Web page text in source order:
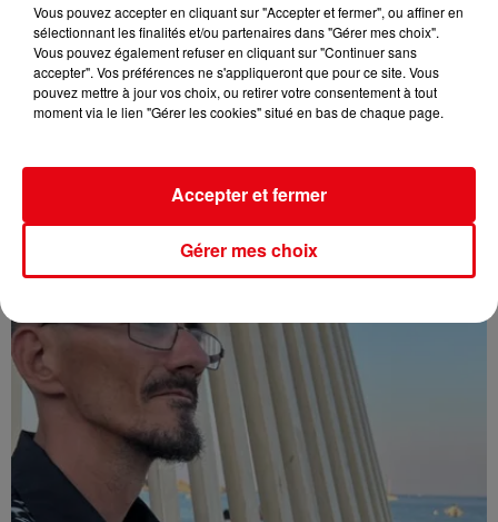
Affaire Jean Imbert : placé sous le statut de témoin assisté
Vous pouvez accepter en cliquant sur "Accepter et fermer", ou affiner en
sélectionnant les finalités et/ou partenaires dans "Gérer mes choix".
Vous pouvez également refuser en cliquant sur "Continuer sans
accepter". Vos préférences ne s'appliqueront que pour ce site. Vous
pouvez mettre à jour vos choix, ou retirer votre consentement à tout
moment via le lien "Gérer les cookies" situé en bas de chaque page.
Gérer mes choix
Accepter et fermer